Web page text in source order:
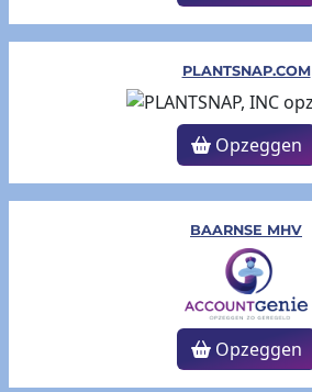
PLANTSNAP.COM
Opzeggen
BAARNSE MHV
Opzeggen